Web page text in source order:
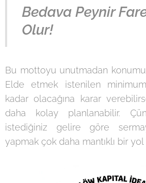
Bedava Peynir
Olur!
Bu mottoyu unutmadan
Elde etmek istenilen
kadar olacağına karar
daha kolay planlanabilir.
istediğiniz gelire göre
yapmak çok daha mantıklı bir yol